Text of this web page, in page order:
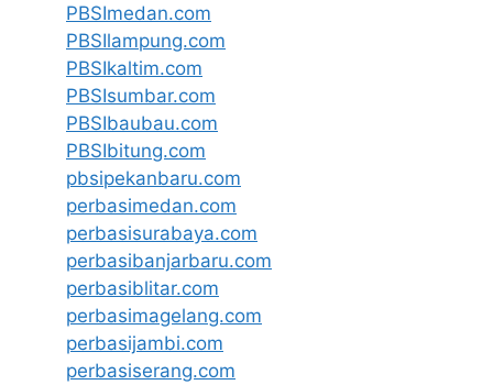
PBSImedan.com
PBSIlampung.com
PBSIkaltim.com
PBSIsumbar.com
PBSIbaubau.com
PBSIbitung.com
pbsipekanbaru.com
perbasimedan.com
perbasisurabaya.com
perbasibanjarbaru.com
perbasiblitar.com
perbasimagelang.com
perbasijambi.com
perbasiserang.com